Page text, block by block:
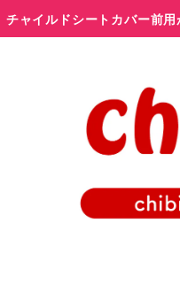
チャイルドシートカバー前